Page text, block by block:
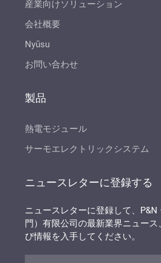
産業向けソリューション
会社概要
Nyūsu
お問い合わせ
製品
熱電モジュール
サーモエレクトリックシステム
ニュースレターに登録する
ニュースレターに登録して、P&N
門）有限公司の最新業界ニュース
び情報を入手してください。